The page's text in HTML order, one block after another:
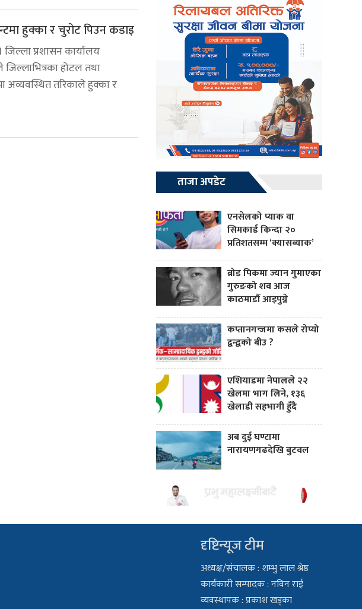
हुक्का र चुरोट पिउन कडाइ
जिल्ला प्रशासन कार्यालय
होटल तथा
अव्यवस्थित तरिकाले हुक्का र
ताजा अपडेट
एनसेलको प्याक वा
सिमकार्ड किन्दा २०
प्रतिशतसम्म ‘क्यासब्याक’
ब्रोड पिकमा ज्यान गुमाएका
गुरुङको शव आज
काठमाडौं आइपुग्ने
कप्तानगन्जमा कसले रोप्यो
द्वन्द्वको बीउ ?
एशियाडमा नेपालले २२
खेलमा भाग लिने, १३६
खेलाडी सहभागी हुँदै
अब दुई घण्टामा
नारायणगढदेखि बुटवल
दृष्टिन्यूज टीम
अध्यक्ष/संचालक : शम्भु लाल श्रेष्ठ
कार्यकारी सम्पादक : नविन राई
व्यवस्थापक : प्रकाश खड्का